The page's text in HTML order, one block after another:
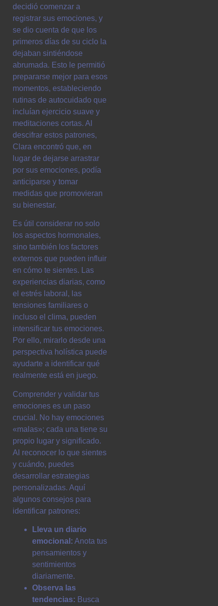
decidió comenzar a
registrar sus emociones, y
se dio cuenta de que los
primeros días de su ciclo la
dejaban sintiéndose
abrumada. Esto le permitió
prepararse mejor para esos
momentos, estableciendo
rutinas de autocuidado que
incluían ejercicio suave y
meditaciones cortas. Al
descifrar estos patrones,
Clara encontró que, en
lugar de dejarse arrastrar
por sus emociones, podía
anticiparse y tomar
medidas que promovieran
su bienestar.
Es útil considerar no solo
los aspectos hormonales,
sino también los factores
externos que pueden influir
en cómo te sientes. Las
experiencias diarias, como
el estrés laboral, las
tensiones familiares o
incluso el clima, pueden
intensificar tus emociones.
Por ello, mirarlo desde una
perspectiva holística puede
ayudarte a identificar qué
realmente está en juego.
Comprender y validar tus
emociones es un paso
crucial. No hay emociones
«malas»; cada una tiene su
propio lugar y significado.
Al reconocer lo que sientes
y cuándo, puedes
desarrollar estrategias
personalizadas. Aquí
algunos consejos para
identificar patrones:
Lleva un diario
emocional: Anota tus
pensamientos y
sentimientos
diariamente.
Observa las
tendencias: Busca